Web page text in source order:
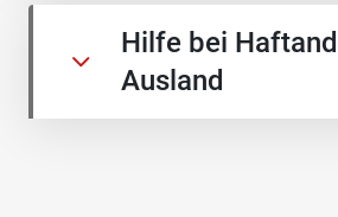
Hilfe bei
Ausland